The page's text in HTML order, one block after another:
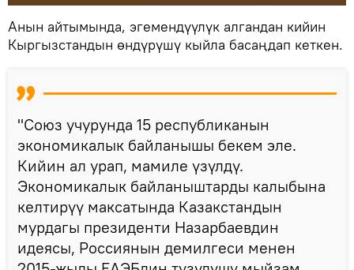
Анын айтымында, эгемендүүлүк алгандан кийин
Кыргызстандын өндүрүшү кыйла басаңдап кеткен.
"Союз учурунда 15 республиканын
экономикалык байланышы бекем эле.
Кийин ал урап, мамиле үзүлдү.
Экономикалык байланыштарды калыбына
келтирүү максатында Казакстандын
мурдагы президенти Назарбаевдин
идеясы, Россиянын демилгеси менен